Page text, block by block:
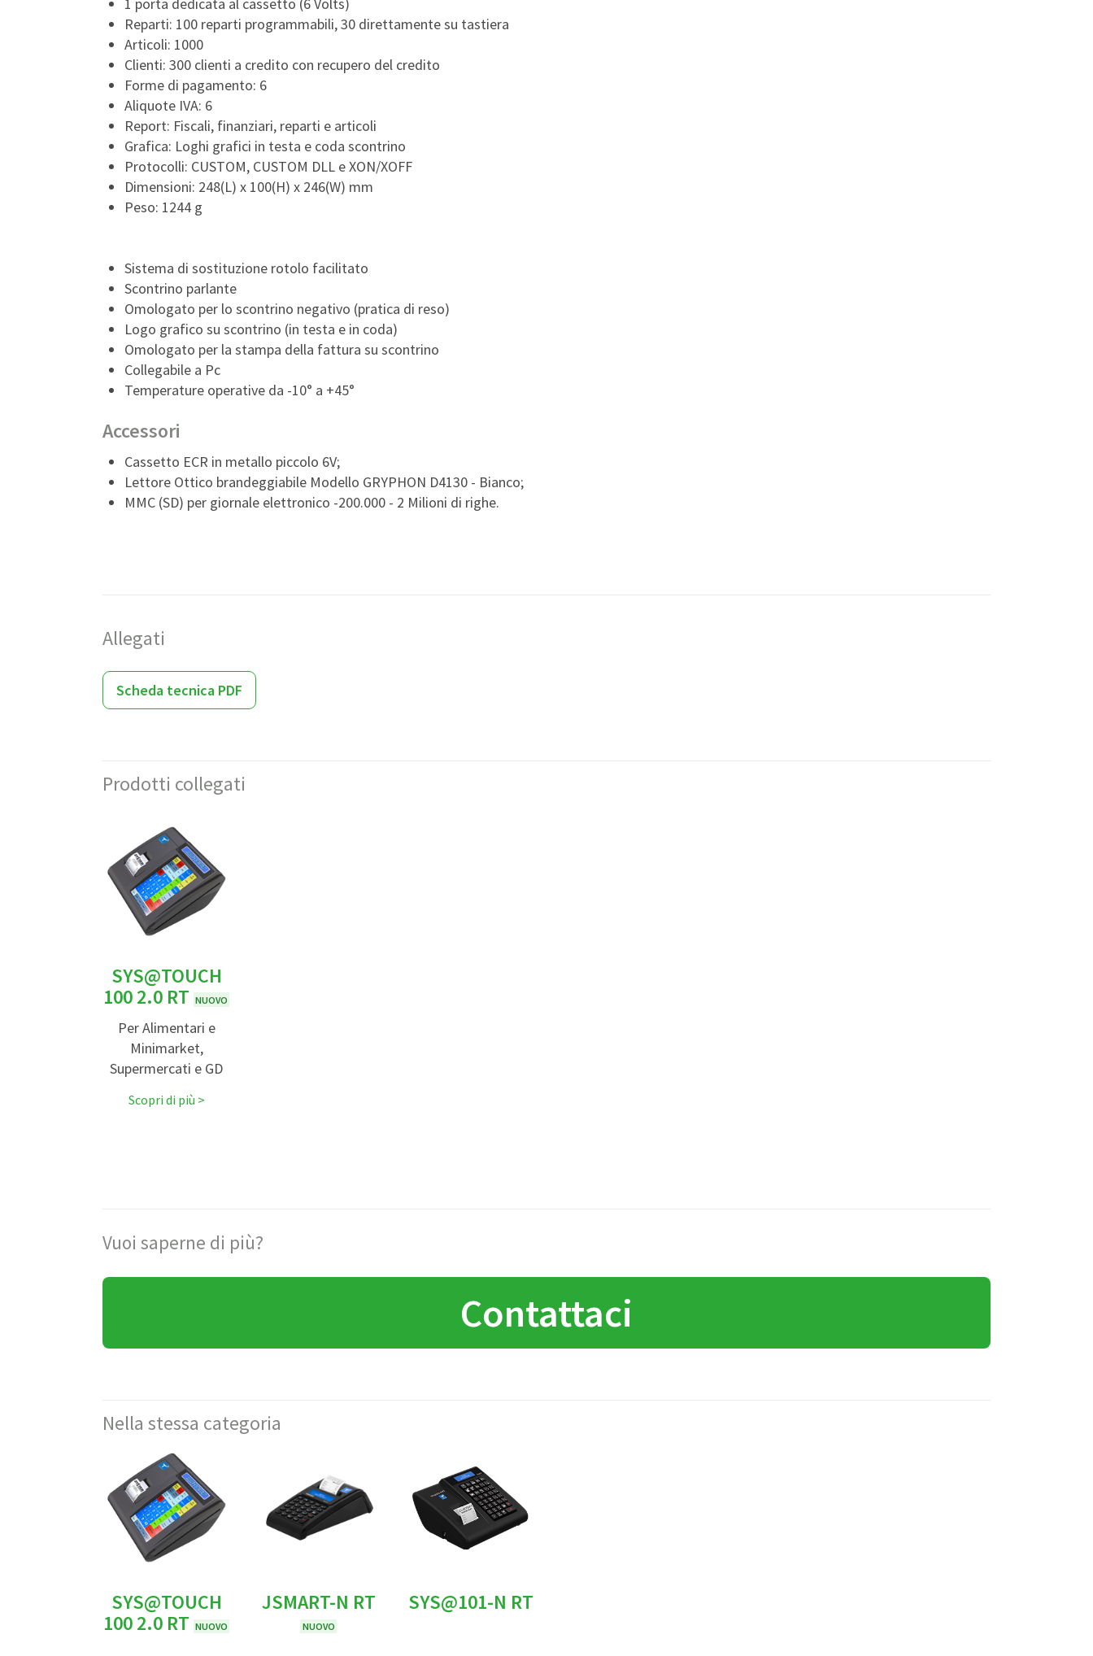
Reparti: 100 reparti programmabili, 30 direttamente su tastiera
Articoli: 1000
Clienti: 300 clienti a credito con recupero del credito
Forme di pagamento: 6
Aliquote IVA: 6
Report: Fiscali, finanziari, reparti e articoli
Grafica: Loghi grafici in testa e coda scontrino
Protocolli: CUSTOM, CUSTOM DLL e XON/XOFF
Dimensioni: 248(L) x 100(H) x 246(W) mm
Peso: 1244 g
Sistema di sostituzione rotolo facilitato
Scontrino parlante
Omologato per lo scontrino negativo (pratica di reso)
Logo grafico su scontrino (in testa e in coda)
Omologato per la stampa della fattura su scontrino
Collegabile a Pc
Temperature operative da -10° a +45°
Accessori
Cassetto ECR in metallo piccolo 6V;
Lettore Ottico brandeggiabile Modello GRYPHON D4130 - Bianco;
MMC (SD) per giornale elettronico -200.000 - 2 Milioni di righe.
Allegati
Scheda tecnica PDF
Prodotti collegati
SYS@TOUCH
100 2.0 RT NUOVO
Per Alimentari e
Minimarket,
Supermercati e GD
Scopri di più
Vuoi saperne di più?
Contattaci
Nella stessa categoria
SYS@TOUCH
100 2.0 RT NUOVO
JSMART-N RT
NUOVO
SYS@101-N RT